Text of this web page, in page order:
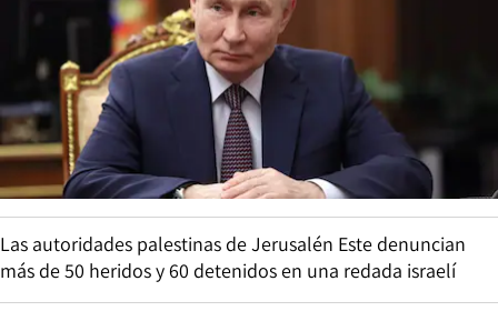
Las autoridades palestinas de Jerusalén Este denuncian
más de 50 heridos y 60 detenidos en una redada israelí